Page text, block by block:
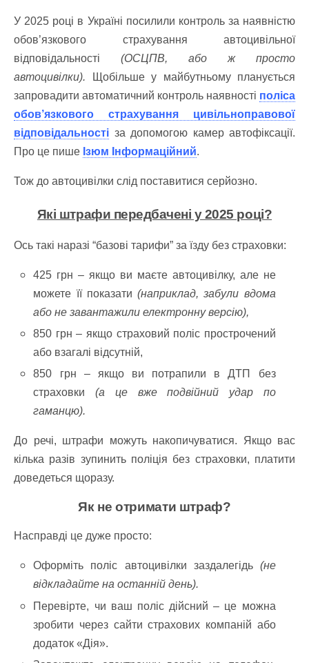
У 2025 році в Україні посилили контроль за наявністю
обов’язкового страхування автоцивільної
відповідальності (ОСЦПВ, або ж просто
автоцивілки). Щобільше ​у майбутньому планується
запровадити автоматичний контроль наявності поліса
обов’язкового страхування цивільноправової
відповідальності за допомогою камер автофіксації.
Про це пише Ізюм Інформаційний.
Тож до автоцивілки слід поставитися серйозно.
Які штрафи передбачені у 2025 році?
Ось такі наразі “базові тарифи” за їзду без страховки:
425 грн – якщо ви маєте автоцивілку, але не
можете її показати(наприклад, забули вдома
або не завантажили електронну версію),
850 грн – якщо страховий поліс прострочений
або взагалі відсутній,
850 грн – якщо ви потрапили в ДТП без
страховки(а це вже подвійний удар по
гаманцю).
До речі, штрафи можуть накопичуватися. Якщо вас
кілька разів зупинить поліція без страховки, платити
доведеться щоразу.
Як не отримати штраф?
Насправді це дуже просто:
Оформіть поліс автоцивілки заздалегідь(не
відкладайте на останній день).
Перевірте, чи ваш поліс дійсний – це можна
зробити через сайти страхових компаній або
додаток «Дія».